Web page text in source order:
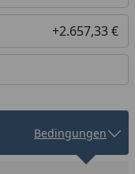
+2.657,33 €
Bedingungen